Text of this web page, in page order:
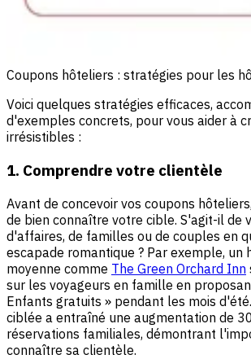
Coupons hôteliers : stratégies pour les
Voici quelques stratégies efficaces,
d'exemples concrets, pour vous aider à
irrésistibles :
1. Comprendre votre clientèle
Avant de concevoir vos coupons
de bien connaître votre cible. S'agit-il de
d'affaires, de familles ou de couples en
escapade romantique ? Par exemple, un
moyenne comme The Green Orchard Inn
sur les voyageurs en famille en
Enfants gratuits » pendant les mois
ciblée a entraîné une augmentation de
réservations familiales, démontrant
connaître sa clientèle.